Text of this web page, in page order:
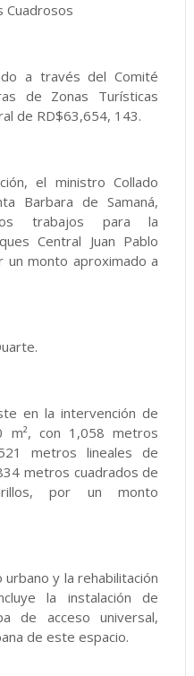
Cuadrosos
a través del Comité
de Zonas Turísticas
de RD$63,654, 143.
el ministro Collado
Barbara de Samaná,
trabajos para la
Central Juan Pablo
un monto aproximado a
en la intervención de
m², con 1,058 metros
metros lineales de
metros cuadrados de
por un monto
urbano y la rehabilitación
la instalación de
de acceso universal,
de este espacio.